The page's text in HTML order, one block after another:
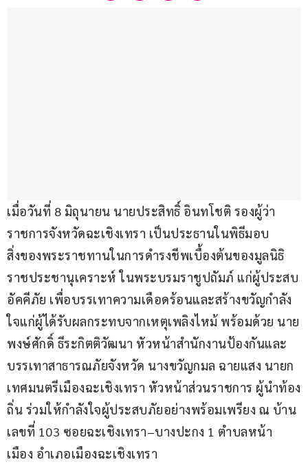
เมื่อวันที่ 8 มิถุนายน นายประสิทธิ์ อินทโชติ รองผู้ว่า
ราชการจังหวัดฉะเชิงเทรา เป็นประธานในพิธีมอบ
สิ่งของพระราชทานในการดำรงชีพเบื้องต้นของมูลนิธิ
ราชประชานุเคราะห์ ในพระบรมราชูปถัมภ์ แก่ผู้ประสบ
อัคคีภัย เพื่อบรรเทาความเดือดร้อนและสร้างขวัญกำลัง
ใจแก่ผู้ได้รับผลกระทบจากเหตุเพลิงไหม้ พร้อมด้วย นาย
พงษ์ศักดิ์ ธีระกิตติวัฒนา หัวหน้าสำนักงานป้องกันและ
บรรเทาสาธารณภัยจังหวัด นางขวัญกมล ฉายแสง นายก
เทศมนตรีเมืองฉะเชิงเทรา หัวหน้าส่วนราชการ ผู้นำท้อง
ถิ่น ร่วมให้กำลังใจผู้ประสบภัยอย่างพร้อมเพรียง ณ บ้าน
เลขที่ 103 ซอยฉะเชิงเทรา–บางปะกง 1 ตำบลหน้า
เมือง อำเภอเมืองฉะเชิงเทรา